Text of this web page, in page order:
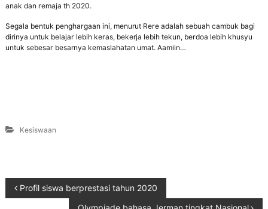
anak dan remaja th 2020.
Segala bentuk penghargaan ini, menurut Rere adalah sebuah cambuk bagi
dirinya untuk belajar lebih keras, bekerja lebih tekun, berdoa lebih khusyu
untuk sebesar besarnya kemaslahatan umat. Aamiin…
Kesiswaan
Profil siswa berprestasi tahun 2020